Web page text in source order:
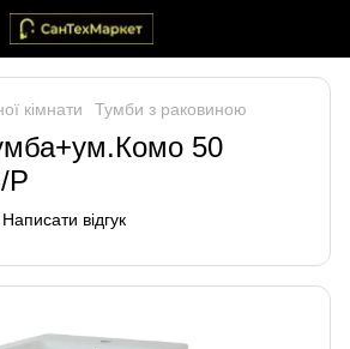
кімнати Тумби з раковиною
50
Р
Написати відгук